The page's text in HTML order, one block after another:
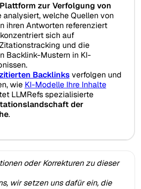
Plattform zur Verfolgung von
analysiert, welche Quellen von
ihren Antworten referenziert
sich auf
und die
Backlink-Mustern in KI-
Backlinksverfolgen und
wie KI-Modelle Ihre Inhalte
LLMRefs spezialisierte
der
.
oder Korrekturen zu dieser
wir setzen uns dafür ein, die